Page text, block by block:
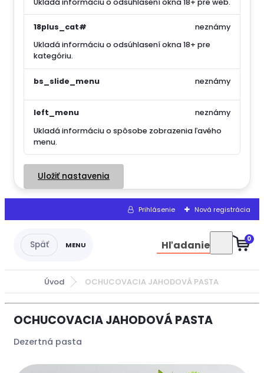
18plus_cat#
Ukladá informáciu o odsúhlasení okna 18+ pre
kategóriu.
neznámy
bs_slide_menu neznámy
left_menu
Ukladá informáciu o spôsobe zobrazenia ľavého
menu.
neznámy
Uložiť nastavenia
Prihlásenie Nová registrácia
Hľadanie 0
Úvod OCHUCOVACIA JAHODOVÁ PASTA
OCHUCOVACIA JAHODOVÁ PASTA
Dezertná pasta